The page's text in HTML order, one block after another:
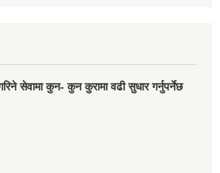
सेवामा कुन- कुन कुरामा वढी सुधार गर्नुपर्नेछ